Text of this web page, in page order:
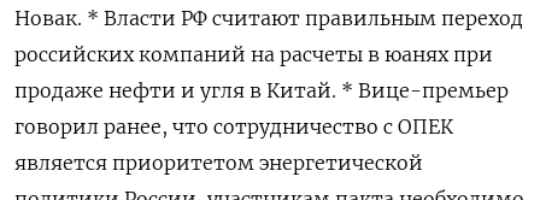
Новак. * Власти РФ считают правильным переход
российских компаний на расчеты в юанях при
продаже нефти и угля в Китай. * Вице-премьер
говорил ранее, что сотрудничество с ОПЕК
является приоритетом энергетической